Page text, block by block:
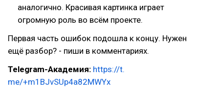
аналогично. Красивая картинка играет
огромную роль во всём проекте.
Первая часть ошибок подошла к концу. Нужен
ещё разбор? - пиши в комментариях.
Telegram-Академия: https://t.
me/+m1BJvSUp4a82MWYx